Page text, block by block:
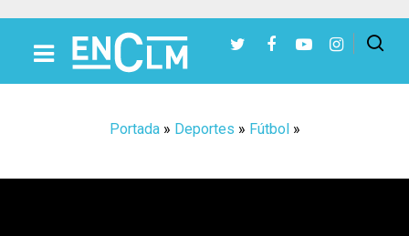
Portada» Deportes » Fútbol»